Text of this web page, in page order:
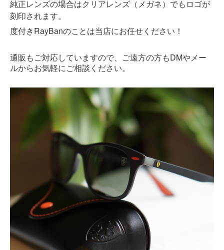
純正レンズの場合はクリアレンズ（メガネ）でもロゴが
刻印されます。
度付きRayBanのことは当店にお任せください！
通販もご対応していますので、ご遠方の方もDMやメー
ルからお気軽にご相談ください。